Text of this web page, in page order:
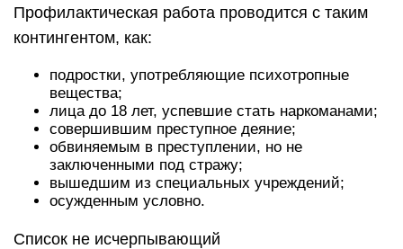
Профилактическая работа проводится с таким
контингентом, как:
подростки, употребляющие психотропные
вещества;
лица до 18 лет, успевшие стать наркоманами;
совершившим преступное деяние;
обвиняемым в преступлении, но не
заключенными под стражу;
вышедшим из специальных учреждений;
осужденным условно.
Список не исчерпывающий